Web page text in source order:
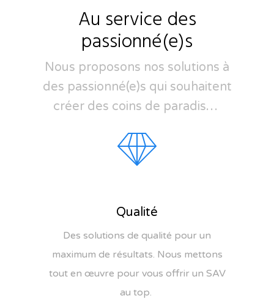
Au service des
passionné(e)s
Nous proposons nos solutions à
des passionné(e)s qui souhaitent
créer des coins de paradis…
Qualité
Des solutions de qualité pour un
maximum de résultats. Nous mettons
tout en œuvre pour vous offrir un SAV
au top.